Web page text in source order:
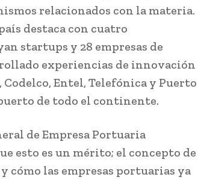
relacionados con la materia.
destaca con cuatro
startups y 28 empresas de
experiencias de innovación
Entel, Telefónica y Puerto
de todo el continente.
de Empresa Portuaria
esto es un mérito; el concepto de
cómo las empresas portuarias ya